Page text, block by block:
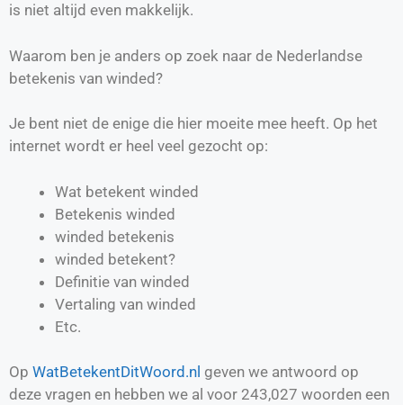
is niet altijd even makkelijk.
Waarom ben je anders op zoek naar de Nederlandse
betekenis van winded?
Je bent niet de enige die hier moeite mee heeft. Op het
internet wordt er heel veel gezocht op:
Wat betekent winded
Betekenis winded
winded betekenis
winded betekent?
Definitie van winded
Vertaling van winded
Etc.
Op WatBetekentDitWoord.nl geven we antwoord op
deze vragen en hebben we al voor 243,027 woorden een